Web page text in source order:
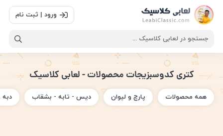
ورود | ثبت نام
کتری کدوسبزیجات محصولات - لعابی کلاسیک
همه محصولات پارچ و لیوان دیس - تابه - بشقاب